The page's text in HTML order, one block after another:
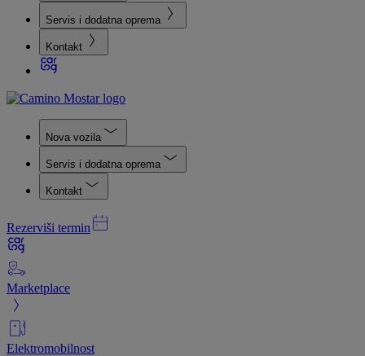
Servis i dodatna oprema
Kontakt
Nova vozila
Servis i dodatna oprema
Kontakt
Rezerviši termin
Marketplace
Elektromobilnost